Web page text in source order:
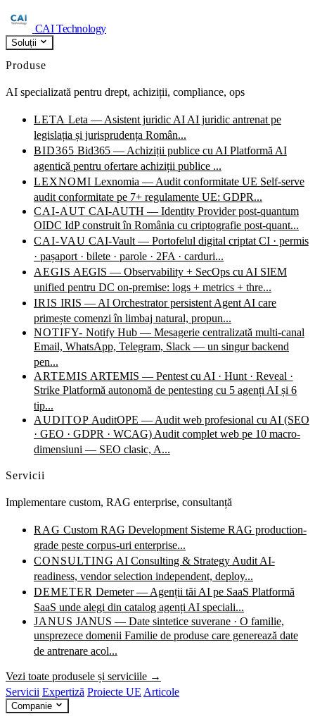
CAI Technology
Soluții
Produse
AI specializată pentru drept, achiziții, compliance, ops
LETA Leta — Asistent juridic AI AI juridic antrenat pe
legislația și jurisprudența Român...
BID365 Bid365 — Achiziții publice cu AI Platformă AI
agentică pentru ofertare achiziții publice ...
LEXNOMI Lexnomia — Audit conformitate UE Self-serve
audit conformitate pe 7+ regulamente UE: GDPR...
CAI-AUT CAI-AUTH — Identity Provider post-quantum
OIDC IdP construit în România cu criptografie post-quant...
CAI-VAU CAI-Vault — Portofelul digital criptat CI · permis
· pașaport · bilete · parole · 2FA · carduri...
AEGIS AEGIS — Observability + SecOps cu AI SIEM
unified pentru DC on-premise: logs + metrics + thre...
IRIS IRIS — AI Orchestrator persistent Agent AI care
primește comenzi în limbaj natural, propun...
NOTIFY- Notify Hub — Mesagerie centralizată multi-canal
Email, WhatsApp, Telegram, Slack — un singur backend
pen...
ARTEMIS ARTEMIS — Pentest cu AI · Hunt · Reveal ·
Strike Platformă autonomă de pentesting cu 5 agenți AI și 6
tip...
AUDITOP AuditOPE — Audit web profesional cu AI (SEO
· GEO · GDPR · WCAG) Audit complet web pe 10 macro-
dimensiuni — SEO clasic, A...
Servicii
Implementare custom, RAG enterprise, consultanță
RAG Custom RAG Development Sisteme RAG production-
grade peste corpus-uri enterprise...
CONSULTING AI Consulting & Strategy Audit AI-
readiness, vendor selection independent, deploy...
DEMETER Demeter — Agenții tăi AI pe SaaS Platformă
SaaS unde alegi din catalog agenți AI speciali...
JANUS JANUS — Date sintetice suverane · O familie,
unsprezece domenii Familie de produse care generează date
de antrenare acol...
Vezi toate produsele și serviciile →
Servicii Expertiză Proiecte UE Articole
Companie